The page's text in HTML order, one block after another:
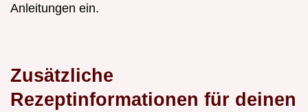
Anleitungen ein.
Zusätzliche
Rezeptinformationen für deinen